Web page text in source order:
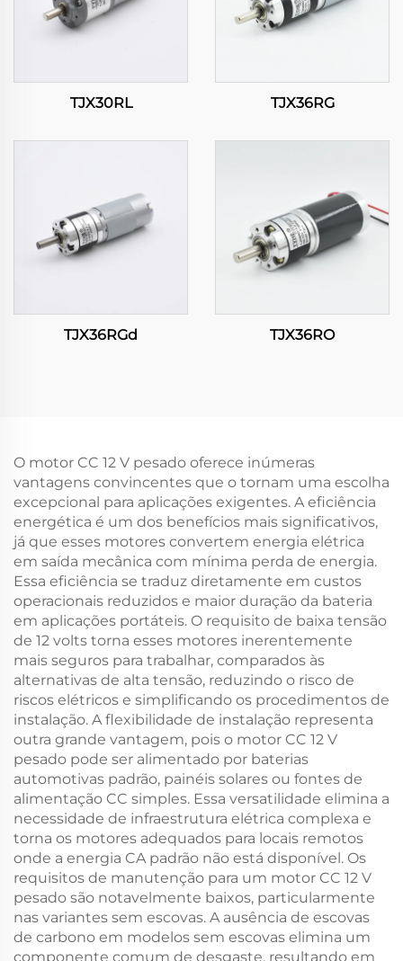
TJX30RL TJX36RG
TJX36RGd TJX36RO
O motor CC 12 V pesado oferece inúmeras
vantagens convincentes que o tornam uma escolha
excepcional para aplicações exigentes. A eficiência
energética é um dos benefícios mais significativos,
já que esses motores convertem energia elétrica
em saída mecânica com mínima perda de energia.
Essa eficiência se traduz diretamente em custos
operacionais reduzidos e maior duração da bateria
em aplicações portáteis. O requisito de baixa tensão
de 12 volts torna esses motores inerentemente
mais seguros para trabalhar, comparados às
alternativas de alta tensão, reduzindo o risco de
riscos elétricos e simplificando os procedimentos de
instalação. A flexibilidade de instalação representa
outra grande vantagem, pois o motor CC 12 V
pesado pode ser alimentado por baterias
automotivas padrão, painéis solares ou fontes de
alimentação CC simples. Essa versatilidade elimina a
necessidade de infraestrutura elétrica complexa e
torna os motores adequados para locais remotos
onde a energia CA padrão não está disponível. Os
requisitos de manutenção para um motor CC 12 V
pesado são notavelmente baixos, particularmente
nas variantes sem escovas. A ausência de escovas
de carbono em modelos sem escovas elimina um
componente comum de desgaste, resultando em